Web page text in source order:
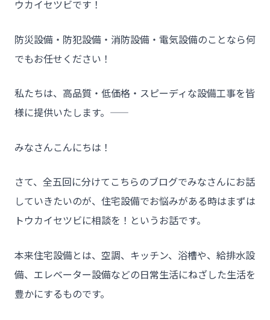
ウカイセツビです！
防災設備・防犯設備・消防設備・電気設備のことなら何
でもお任せください！
私たちは、高品質・低価格・スピーディな設備工事を皆
様に提供いたします。――
みなさんこんにちは！
さて、全五回に分けてこちらのブログでみなさんにお話
していきたいのが、住宅設備でお悩みがある時はまずは
トウカイセツビに相談を！というお話です。
本来住宅設備とは、空調、キッチン、浴槽や、給排水設
備、エレベーター設備などの日常生活にねざした生活を
豊かにするものです。